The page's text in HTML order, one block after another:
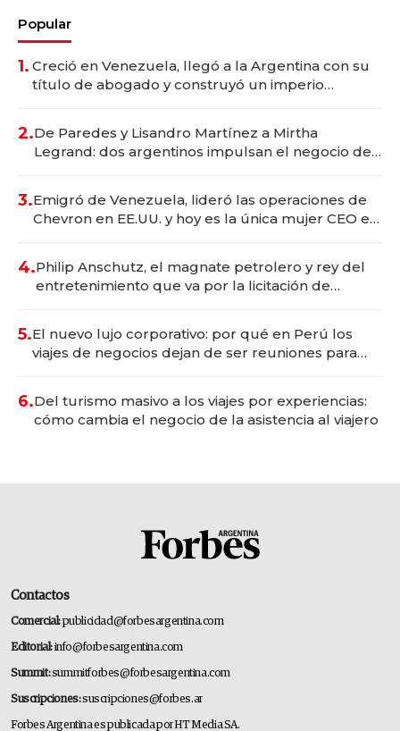
Popular
1. Creció en Venezuela, llegó a la Argentina con su
título de abogado y construyó un imperio
2.De Paredes y Lisandro Martínez a Mirtha
Legrand: dos argentinos impulsan el negocio del
3.Emigró de Venezuela, lideró las operaciones de
Chevron en EE.UU. y hoy es la única mujer CEO en
4.Philip Anschutz, el magnate petrolero y rey del
entretenimiento que va por la licitación de
5.El nuevo lujo corporativo: por qué en Perú los
viajes de negocios dejan de ser reuniones para
6.Del turismo masivo a los viajes por experiencias:
cómo cambia el negocio de la asistencia al viajero
Contactos
Comercial:publicidad@forbesargentina.com
Editorial:info@forbesargentina.com
Summit:summitforbes@forbesargentina.com
Suscripciones:suscripciones@forbes.ar
Forbes Argentina es publicada por HT Media SA.